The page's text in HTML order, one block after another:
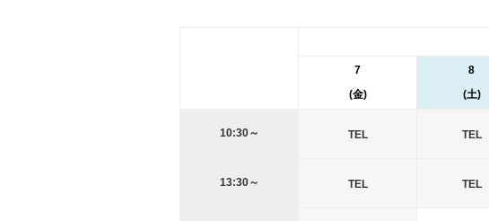
7
(金)
8
(土)
10:30～ TEL TEL
13:30～ TEL TEL